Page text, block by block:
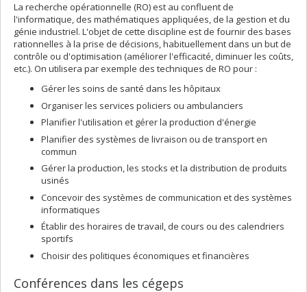
La recherche opérationnelle (RO) est au confluent de
l'informatique, des mathématiques appliquées, de la gestion et du
génie industriel. L'objet de cette discipline est de fournir des bases
rationnelles à la prise de décisions, habituellement dans un but de
contrôle ou d'optimisation (améliorer l'efficacité, diminuer les coûts,
etc.). On utilisera par exemple des techniques de RO pour :
Gérer les soins de santé dans les hôpitaux
Organiser les services policiers ou ambulanciers
Planifier l'utilisation et gérer la production d'énergie
Planifier des systèmes de livraison ou de transport en
commun
Gérer la production, les stocks et la distribution de produits
usinés
Concevoir des systèmes de communication et des systèmes
informatiques
Établir des horaires de travail, de cours ou des calendriers
sportifs
Choisir des politiques économiques et financières
Conférences dans les cégeps